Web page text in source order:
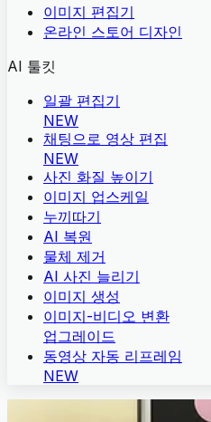
이미지 편집기
온라인 스토어 디자인
AI 툴킷
일괄 편집기
NEW
채팅으로 영상 편집
NEW
사진 화질 높이기
이미지 업스케일
누끼따기
AI 복원
물체 제거
AI 사진 늘리기
이미지 생성
이미지-비디오 변환
업그레이드
동영상 자동 리프레임
NEW